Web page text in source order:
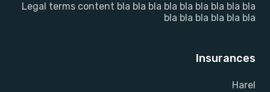
Legal terms content bla bla bla bla bla bla bla bla bla
bla bla bla bla bla bla
Insurances
Harel